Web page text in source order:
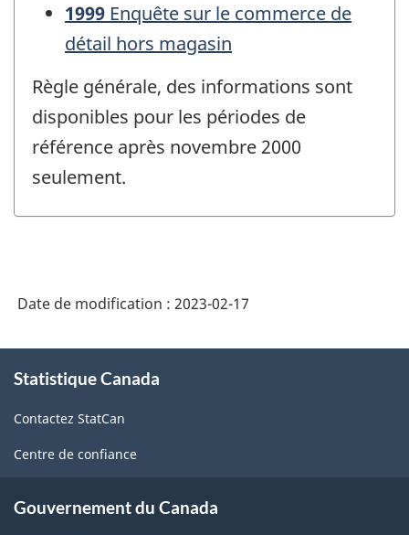
1999 Enquête sur le commerce de
détail hors magasin
Règle générale, des informations sont
disponibles pour les périodes de
référence après novembre 2000
seulement.
Date de modification : 2023-02-17
propos
ce
site
Statistique Canada
Contactez StatCan
Centre de confiance
Gouvernement du Canada